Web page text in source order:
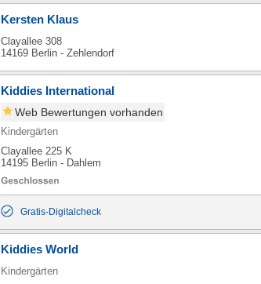
Kersten Klaus
Clayallee 308
14169 Berlin - Zehlendorf
Kiddies International
Web Bewertungen vorhanden
Kindergärten
Clayallee 225 K
14195 Berlin - Dahlem
Gratis-Digitalcheck
Kiddies World
Kindergärten